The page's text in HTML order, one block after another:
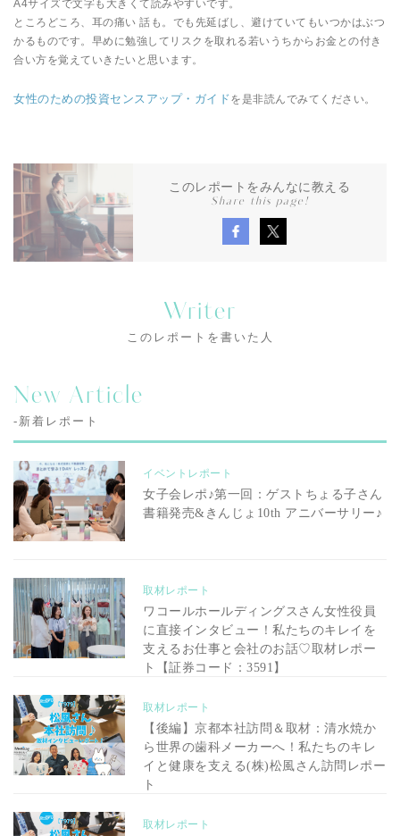
A4サイズで文字も大きくて読みやすいです。
ところどころ、耳の痛い 話も。でも先延ばし、避けていてもいつかはぶつ
かるものです。早めに勉強してリスクを取れる若いうちからお金との付き
合い方を覚えていきたいと思います。
女性のための投資センスアップ・ガイドを是非読んでみてください。
このレポートをみんなに教える
Share this page!
Writer
このレポートを書いた人
New Article
-新着レポート
イベントレポート
女子会レポ♪第一回：ゲストちょる子さん
書籍発売&きんじょ10th アニバーサリー♪
取材レポート
ワコールホールディングスさん女性役員
に直接インタビュー！私たちのキレイを
支えるお仕事と会社のお話♡取材レポー
ト【証券コード：3591】
取材レポート
【後編】京都本社訪問＆取材：清水焼か
ら世界の歯科メーカーへ！私たちのキレ
イと健康を支える(株)松風さん訪問レポー
ト
取材レポート